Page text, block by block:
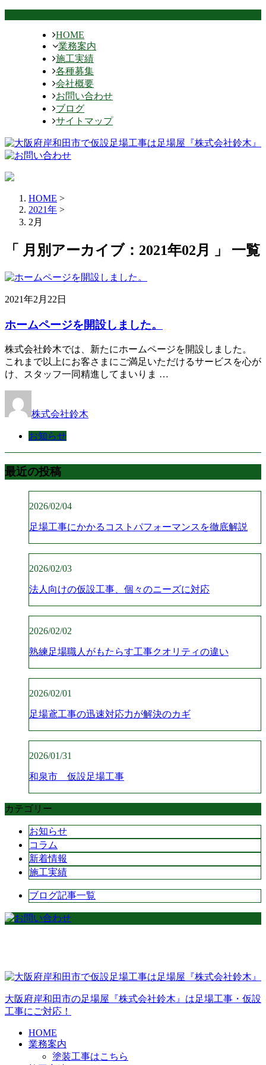
HOME
業務案内
施工実績
各種募集
会社概要
お問い合わせ
ブログ
サイトマップ
HOME >
2021年 >
2月
「 月別アーカイブ：2021年02月 」 一覧
2021年2月22日
ホームページを開設しました。
株式会社鈴木では、新たにホームページを開設しました。
これまで以上にお客さまにご満足いただけるサービスを心が
け、スタッフ一同精進してまいりま …
株式会社鈴木
お知らせ
最近の投稿
2026/02/04
足場工事にかかるコストパフォーマンスを徹底解説
2026/02/03
法人向けの仮設工事、個々のニーズに対応
2026/02/02
熟練足場職人がもたらす工事クオリティの違い
2026/02/01
足場鳶工事の迅速対応力が解決のカギ
2026/01/31
和泉市 仮設足場工事
カテゴリー
お知らせ
コラム
新着情報
施工実績
ブログ記事一覧
大阪府岸和田市の足場屋『株式会社鈴木』は足場工事・仮設
工事にご対応！
HOME
業務案内
塗装工事はこちら